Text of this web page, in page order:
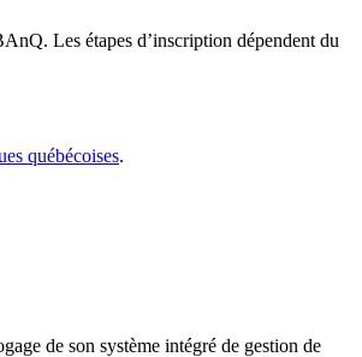
Les étapes d’inscription dépendent du
québécoises.
de son système intégré de gestion de